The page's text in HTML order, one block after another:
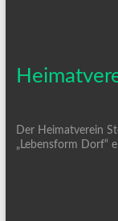
Der Heimatverein
„Lebensform Dorf“